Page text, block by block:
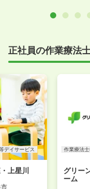
正社員の作業療法
デイサービス
上星川
作業療法
グリー
ーム